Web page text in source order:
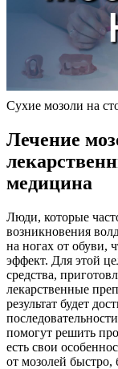
Сухие мозоли на
Лечение
медицина
Люди, которые
возникновения
на ногах от обуви,
эффект. Для этой
средства,
лекарственные
результат будет
помогут решить
есть свои
от мозолей быстро,